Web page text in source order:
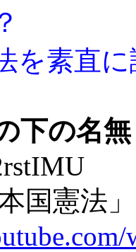
を素直
下の名
国憲法